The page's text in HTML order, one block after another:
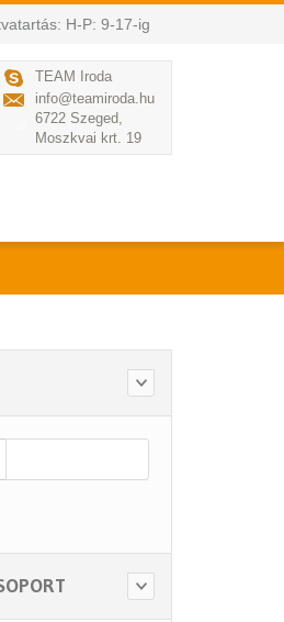
H-P: 9-17-ig
TEAM Iroda
info@teamiroda.hu
6722 Szeged,
Moszkvai krt. 19